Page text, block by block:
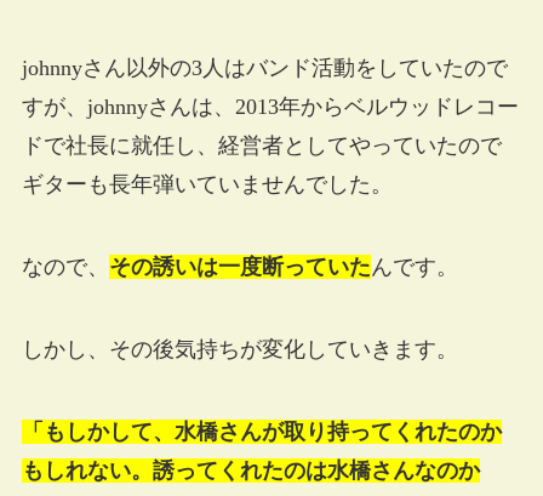
johnnyさん以外の3人はバンド活動をしていたので
すが、johnnyさんは、2013年からベルウッドレコー
ドで社長に就任し、経営者としてやっていたので
ギターも長年弾いていませんでした。
なので、 その誘いは一度断っていたんです。
しかし、その後気持ちが変化していきます。
「もしかして、水橋さんが取り持ってくれたのか
もしれない。誘ってくれたのは水橋さんなのか